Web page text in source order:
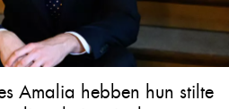
Amalia hebben hun stilte